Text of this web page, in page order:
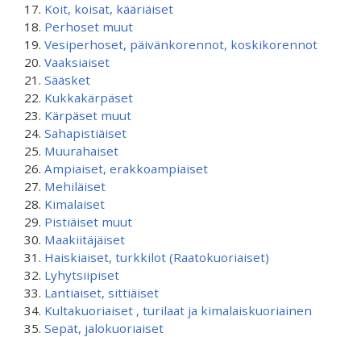
Koit, koisat, kääriäiset
Perhoset muut
Vesiperhoset, päivänkorennot, koskikorennot
Vaaksiaiset
Sääsket
Kukkakärpäset
Kärpäset muut
Sahapistiäiset
Muurahaiset
Ampiaiset, erakkoampiaiset
Mehiläiset
Kimalaiset
Pistiäiset muut
Maakiitäjäiset
Haiskiaiset, turkkilot (Raatokuoriaiset)
Lyhytsiipiset
Lantiaiset, sittiäiset
Kultakuoriaiset , turilaat ja kimalaiskuoriainen
Sepät, jalokuoriaiset